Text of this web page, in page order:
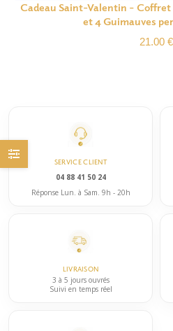
Cadeau Saint-Valentin –
et 4 Guimauves
21.00 €
SERVICE CLIENT
04 88 41 50 24
Réponse Lun. à Sam. 9h - 20h
LIVRAISON
3 à 5 jours ouvrés
Suivi en temps réel